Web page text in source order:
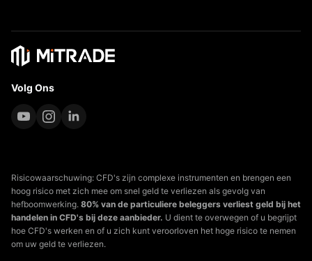
Volg Ons
Risicowaarschuwing: CFD's zijn complexe instrumenten en brengen een
hoog risico met zich mee om snel geld te verliezen als gevolg van
hefboomwerking. 80% van de particuliere beleggers verliest geld bij het
handelen in CFD's bij deze aanbieder. U dient te overwegen of u begrijpt
hoe CFD's werken en of u zich kunt veroorloven het hoge risico te nemen
om uw geld te verliezen.